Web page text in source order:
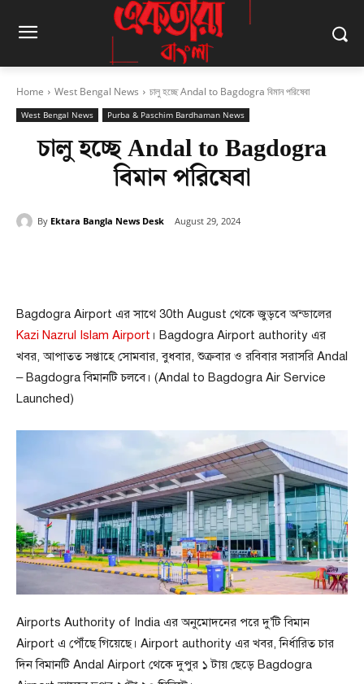
Home West Bengal News চালু হচ্ছে Andal to Bagdogra বিমান পরিষেবা
West Bengal News Purba & Paschim Bardhaman News
চালু হচ্ছে Andal to Bagdogra
বিমান পরিষেবা
By Ektara Bangla News Desk August 29, 2024
Bagdogra Airport এর সাথে 30th August থেকে জুড়বে অন্ডালের
Kazi Nazrul Islam Airport । Bagdogra Airport authority এর
খবর, আপাতত সপ্তাহে সোমবার, বুধবার, শুক্রবার ও রবিবার সরাসরি Andal
– Bagdogra বিমানটি চলবে। (Andal to Bagdogra Air Service
Launched)
Airports Authority of India এর অনুমোদনের পরে দু’টি বিমান
Airport এ পৌঁছে গিয়েছে। Airport authority এর খবর, নির্ধারিত চার
দিন বিমানটি Andal Airport থেকে দুপুর ১ টায় ছেড়ে Bagdogra